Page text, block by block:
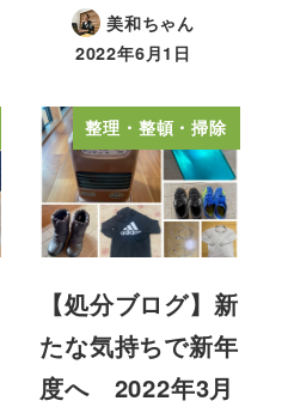
美和ちゃん
2022年6月1日
整理・整頓・掃除
【処分ブログ】新
たな気持ちで新年
度へ 2022年3月